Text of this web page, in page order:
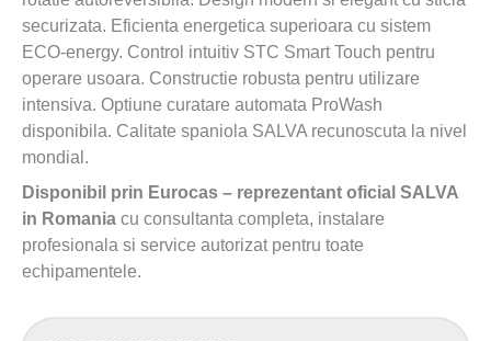
securizata. Eficienta energetica superioara cu sistem
ECO-energy. Control intuitiv STC Smart Touch pentru
operare usoara. Constructie robusta pentru utilizare
intensiva. Optiune curatare automata ProWash
disponibila. Calitate spaniola SALVA recunoscuta la nivel
mondial.
Disponibil prin Eurocas – reprezentant oficial SALVA
in Romania cu consultanta completa, instalare
profesionala si service autorizat pentru toate
echipamentele.